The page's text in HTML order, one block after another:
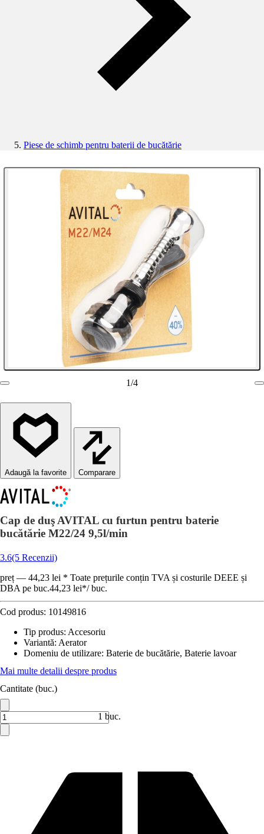
Piese de schimb pentru baterii de bucătărie
1/4
Comparare
Cap de duş AVITAL cu furtun pentru baterie
bucătărie M22/24 9,5l/min
3.6(5 Recenzii)
preț — 44,23 lei * Toate prețurile conțin TVA și costurile DEEE și
DBA pe buc.44,23 lei*/ buc.
Cod produs: 10149816
Tip produs: Accesoriu
Variantă: Aerator
Domeniu de utilizare: Baterie de bucătărie, Baterie lavoar
Mai multe detalii despre produs
Cantitate (buc.)
1 buc.